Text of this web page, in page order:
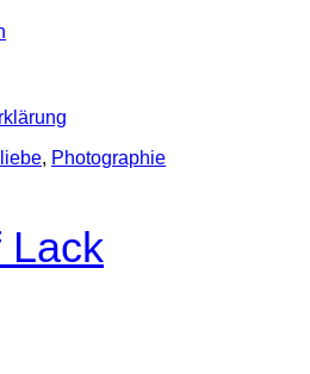
, Photographie
Lack